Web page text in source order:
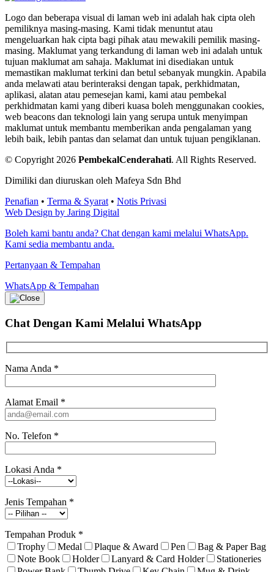
Logo dan beberapa visual di laman web ini adalah hak cipta oleh
pemiliknya masing-masing. Kami tidak menuntut atau
mengeluarkan hak cipta bagi pihak atau mewakili pemilik masing-
masing. Maklumat yang terkandung di laman web ini adalah untuk
tujuan maklumat am sahaja. Maklumat ini disediakan untuk
memastikan maklumat terkini dan betul sebanyak mungkin. Apabila
anda melawati atau berinteraksi dengan tapak, perkhidmatan,
aplikasi, alatan atau pemesejan kami, kami atau pembekal
perkhidmatan kami yang diberi kuasa boleh menggunakan cookies,
web beacons dan teknologi lain yang serupa untuk menyimpan
maklumat untuk membantu memberikan anda pengalaman yang
lebih baik, lebih pantas dan selamat dan untuk tujuan pengiklanan.
© Copyright 2026 PembekalCenderahati. All Rights Reserved.
Dimiliki dan diuruskan oleh Mafeya Sdn Bhd
Penafian • Terma & Syarat • Notis Privasi
Web Design by Jaring Digital
Boleh kami bantu anda? Chat dengan kami melalui WhatsApp.
Kami sedia membantu anda.
Pertanyaan & Tempahan
WhatsApp & Tempahan
Chat Dengan Kami Melalui WhatsApp
Nama Anda *
Alamat Email *
No. Telefon *
Lokasi Anda *
Jenis Tempahan *
Tempahan Produk *
Trophy
Medal Plaque & Award Pen
Bag & Paper Bag
Note Book
Holder Lanyard & Card Holder
Stationeries